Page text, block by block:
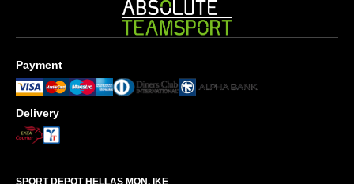
Payment
Delivery
SPORT DEPOT HELLAS ΜΟΝ. ΙΚΕ